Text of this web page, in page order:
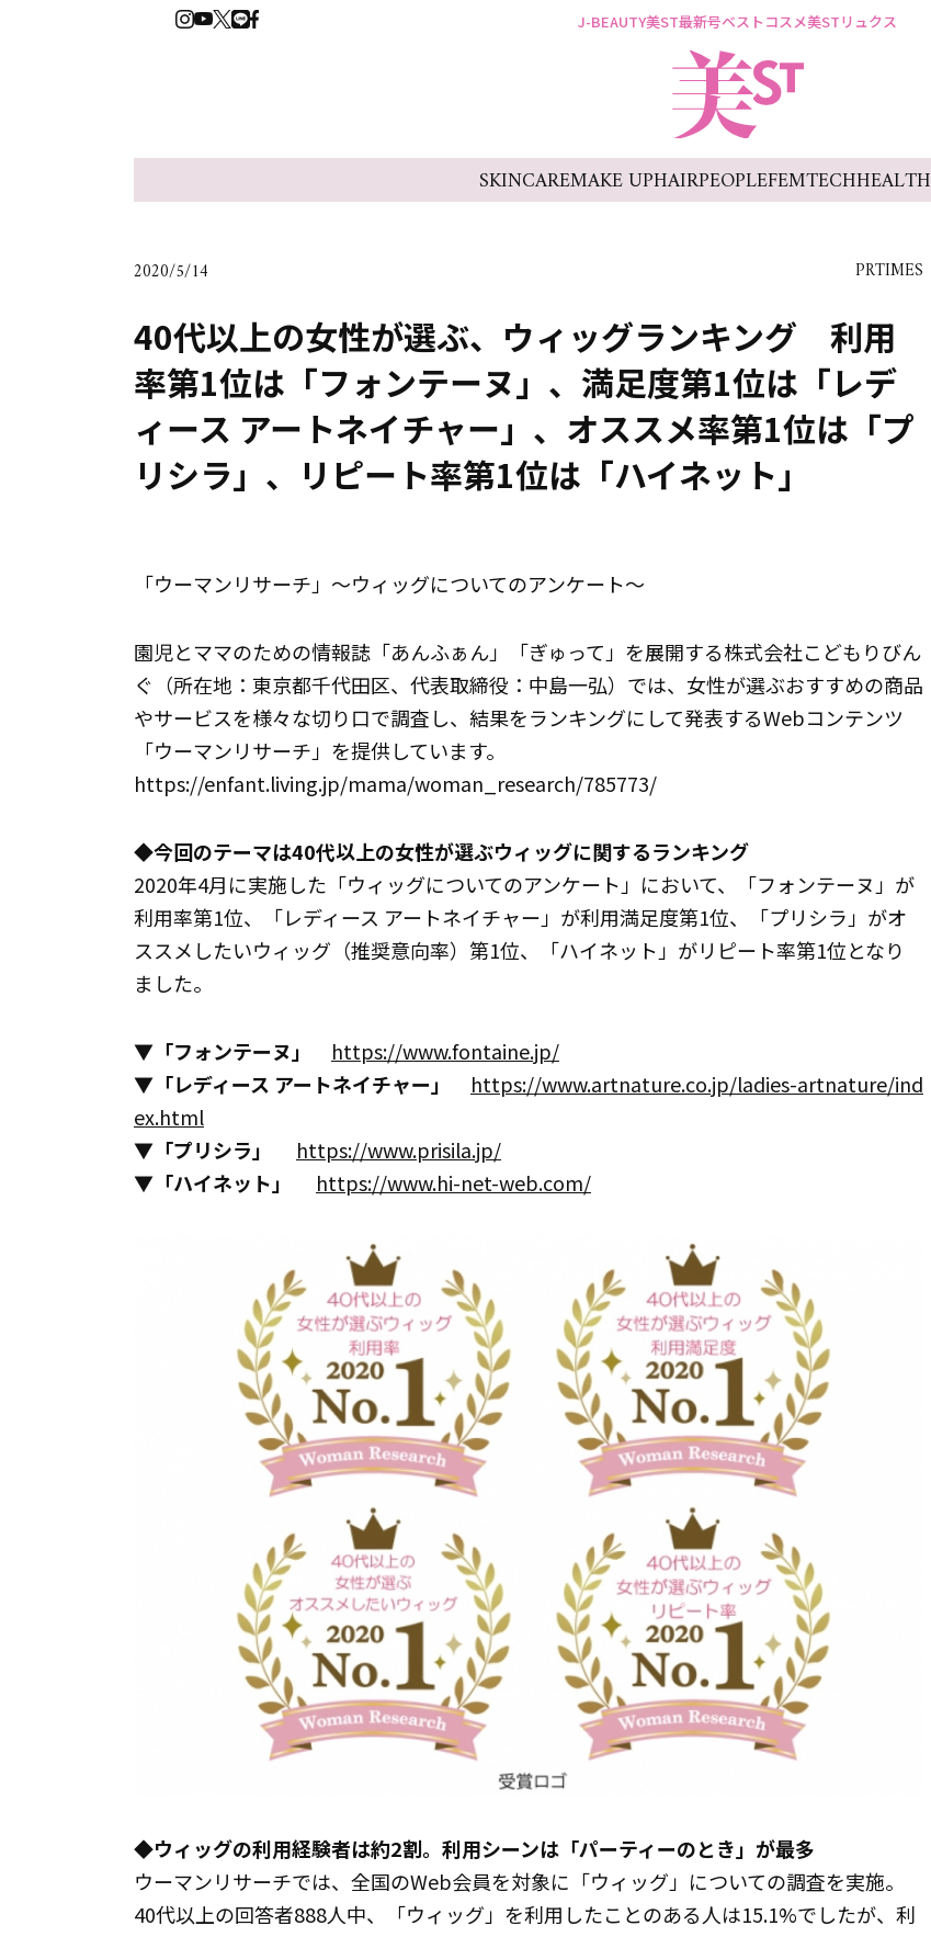
J-BEAUTY美ST最新号ベストコスメ美STリュクス
SKINCAREMAKE UPHAIRPEOPLEFEMTECHHEALTH
2020/5/14 PRTIMES
40代以上の女性が選ぶ、ウィッグランキング 利用
率第1位は「フォンテーヌ」、満足度第1位は「レデ
ィース アートネイチャー」、オススメ率第1位は「プ
リシラ」、リピート率第1位は「ハイネット」
「ウーマンリサーチ」～ウィッグについてのアンケート～
園児とママのための情報誌「あんふぁん」「ぎゅって」を展開する株式会社こどもりびん
ぐ（所在地：東京都千代田区、代表取締役：中島一弘）では、女性が選ぶおすすめの商品
やサービスを様々な切り口で調査し、結果をランキングにして発表するWebコンテンツ
「ウーマンリサーチ」を提供しています。
https://enfant.living.jp/mama/woman_research/785773/
◆今回のテーマは40代以上の女性が選ぶウィッグに関するランキング
2020年4月に実施した「ウィッグについてのアンケート」において、「フォンテーヌ」が
利用率第1位、「レディース アートネイチャー」が利用満足度第1位、「プリシラ」がオ
ススメしたいウィッグ（推奨意向率）第1位、「ハイネット」がリピート率第1位となり
ました。
▼ 「フォンテーヌ」
https://www.fontaine.jp/
▼ 「レディース アートネイチャー」
https://www.artnature.co.jp/ladies-artnature/ind
ex.html
▼ 「プリシラ」
https://www.prisila.jp/
▼ 「ハイネット」 https://www.hi-net-web.com/
◆ウィッグの利用経験者は約2割。利用シーンは「パーティーのとき」が最多
ウーマンリサーチでは、全国のWeb会員を対象に「ウィッグ」についての調査を実施。
40代以上の回答者888人中、「ウィッグ」を利用したことのある人は15.1%でしたが、利